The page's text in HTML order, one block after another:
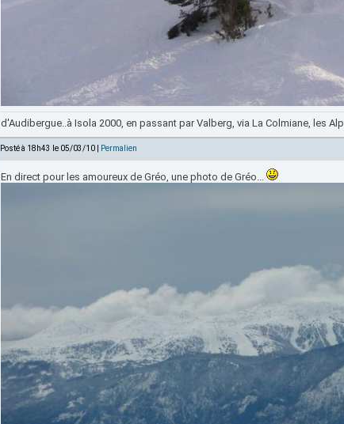
d'Audibergue..à Isola 2000, en passant par Valberg, via La Colmiane, les
Posté à 18h43 le 05/03/10 | Permalien
En direct pour les amoureux de Gréo, une photo de Gréo...